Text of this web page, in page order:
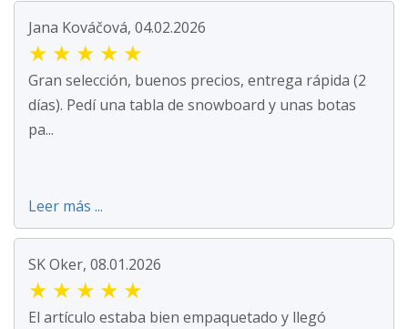
Jana Kováčová, 04.02.2026
★ ★ ★ ★ ★
Gran selección, buenos precios, entrega rápida (2
días). Pedí una tabla de snowboard y unas botas
pa...
Leer más ...
SK Oker, 08.01.2026
★ ★ ★ ★ ★
El artículo estaba bien empaquetado y llegó